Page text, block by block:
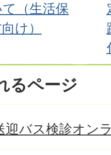
（生活保
け）
るページ
迎バス検診オン